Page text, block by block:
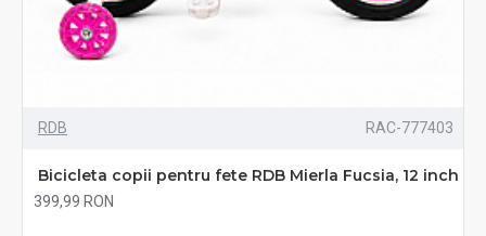
RDB RAC-777403
Bicicleta copii pentru fete RDB Mierla Fucsia, 12 inch
399,99 RON